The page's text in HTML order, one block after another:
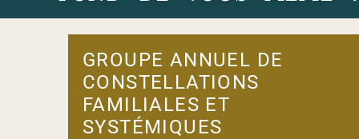
GROUPE ANNUEL DE
CONSTELLATIONS
FAMILIALES ET
SYSTÉMIQUES